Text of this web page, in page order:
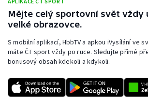
Mějte celý sportovní svět vždy
velké obrazovce.
S mobilní aplikací, HbbTV a apkou iVysílání ve
máte ČT sport vždy po ruce. Sledujte přímé
bonusový obsah kdekoli a kdykoli.